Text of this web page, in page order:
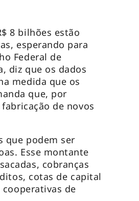
8 bilhões estão
esperando para
Federal de
diz que os dados
medida que os
que, por
de novos
que podem ser
Esse montante
cobranças
cotas de capital
de